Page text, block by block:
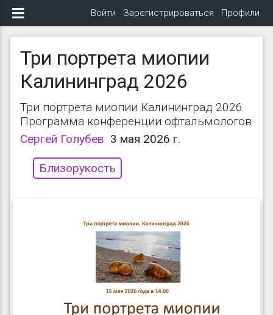
Войти Зарегистрироваться Профили
Три портрета миопии
Калининград 2026
Три портрета миопии Калининград 2026
Программа конференции офтальмологов
Сергей Голубев 3 мая 2026 г.
Близорукость